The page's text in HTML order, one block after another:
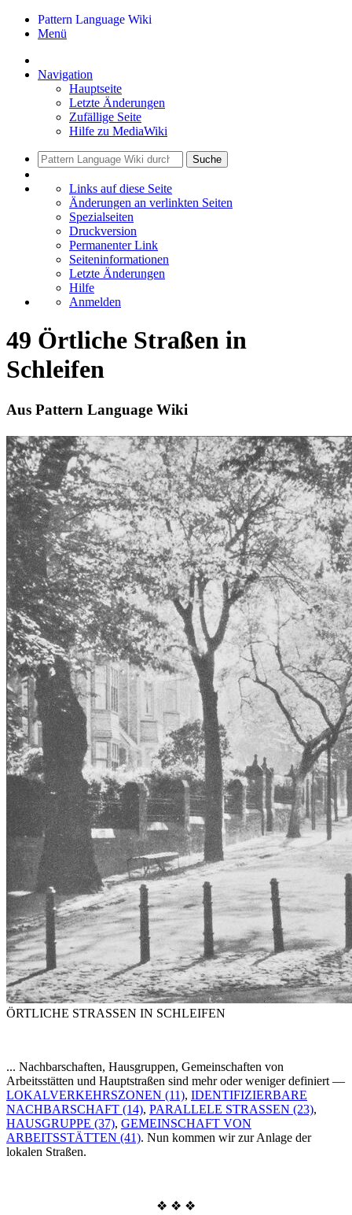
Pattern Language Wiki
Menü
Navigation
Hauptseite
Letzte Änderungen
Zufällige Seite
Hilfe zu MediaWiki
Suche
Links auf diese Seite
Änderungen an verlinkten Seiten
Spezialseiten
Druckversion
Permanenter Link
Seiten­informationen
Letzte Änderungen
Hilfe
Anmelden
49 Örtliche Straßen in
Schleifen
Aus Pattern Language Wiki
ÖRTLICHE STRASSEN IN SCHLEIFEN
... Nachbarschaften, Hausgruppen, Gemeinschaften von
Arbeitsstätten und Hauptstraßen sind mehr oder weniger definiert —
LOKALVERKEHRSZONEN (11), IDENTIFIZIERBARE
NACHBARSCHAFT (14), PARALLELE STRASSEN (23),
HAUSGRUPPE (37), GEMEINSCHAFT VON
ARBEITSSTÄTTEN (41). Nun kommen wir zur Anlage der
lokalen Straßen.
❖ ❖ ❖